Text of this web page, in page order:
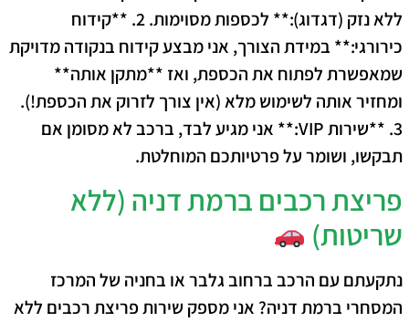
ללא נזק (דגדוג):** לכספות מסוימות. 2. **קידוח
כירורגי:** במידת הצורך, אני מבצע קידוח בנקודה מדויקת
שמאפשרת לפתוח את הכספת, ואז **מתקן אותה**
ומחזיר אותה לשימוש מלא (אין צורך לזרוק את הכספת!).
3. **שירות VIP:** אני מגיע לבד, ברכב לא מסומן אם
תבקשו, ושומר על פרטיותכם המוחלטת.
פריצת רכבים ברמת דניה (ללא
שריטות)
נתקעתם עם הרכב ברחוב גלבר או בחניה של המרכז
המסחרי ברמת דניה? אני מספק שירות פריצת רכבים ללא